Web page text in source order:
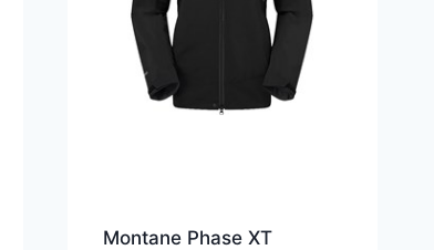
Montane Phase XT